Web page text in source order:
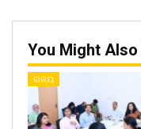
You Might
ରାଜ୍ୟ